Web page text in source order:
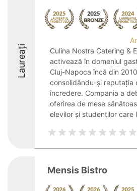
Laureați
Culina Nostra Catering &
activează în domeniul
Cluj-Napoca încă din
consolidându-și reputația
încredere. Compania a
oferirea de mese
elevilor și studenților care
Mensis Bistro